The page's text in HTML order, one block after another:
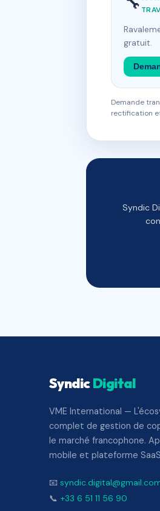
gratuit.
Demande
rectification
Syndic
SyndicDigital
VME International —
complet de gestion de
le marché francophone.
mobile et plateforme
📧
📞 +33 6 51 11 56 90